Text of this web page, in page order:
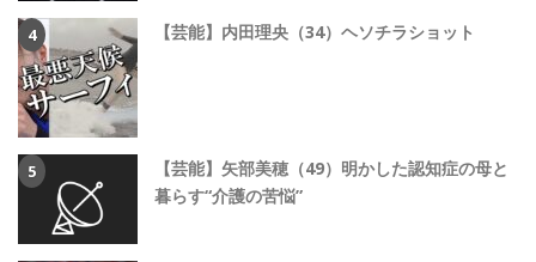
【芸能】内田理央（34）ヘソチラショット
【芸能】矢部美穂（49）明かした認知症の母と
暮らす“介護の苦悩”